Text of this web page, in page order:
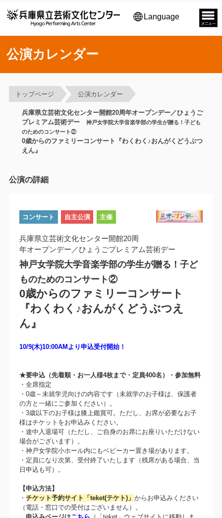
Language
公演カレンダー
トップページ 公演カレンダー
兵庫県立芸術文化センター開館20周年オープンデー／ひょうご
プレミアム芸術デー
神戸女学院大学音楽学部の学生が贈る！子ども
のためのコンサート②
0歳からのファミリーコンサート『わくわく♪おんがくどうぶつ
えん』
公演の詳細
コンサート 自主公演 主催
兵庫県立芸術文化センター開館20周
年オープンデー／ひょうごプレミアム芸術デー
神戸女学院大学音楽学部の学生が贈る！子ど
ものためのコンサート②
0歳からのファミリーコンサート
『わくわく♪おんがくどうぶつえ
ん』
10/9(木)10:00AMより申込受付開始！
★要申込（先着順・お一人様4枚まで・定員400名）・参加無料
・全席指定
・0歳～未就学児向けの内容です（未就学のお子様は、保護者
の方と一緒にご参加ください）。
・3歳以下のお子様は膝上鑑賞可。ただし、お席が必要なお子
様はチケットをお申込みください。
・途中入退場可（ただし、ご自身のお席にお座りいただけない
場合がございます）。
・神戸女学院小ホール内にもベビーカー置き場があります。
・定員になり次第、受付終了いたします（残席がある場合、当
日申込も可）。
【申込方法】
・ チケット予約サイト「teket(テケト)」 からお申込みください
（電話・窓口での受付はございません）。